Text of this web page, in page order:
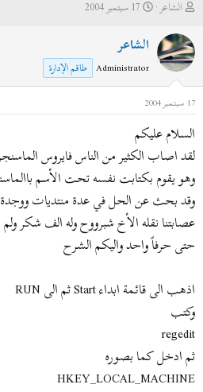
ب
د
ئ
م
و
ض
ع
الشاعر
ت
ر
ي
ل
ب
د
17 سبتمبر 2004
الشاعر
Administrator طاقم الإدارة
17 سبتمبر 2004
السلام عليكم
لقد اصاب الكثير من الناس فايروس
وهو يقوم بكتابت نفسه تحت الأسم
وقد بحث عن الحل في عدة منتديات
عصابتنا نقله الأخ شبرووح وله الف شكر
حتى حرفاً واحد واليكم الشرح
اذهب الى قائمة ابداء Start ثم الى RUN
وكتب
regedit
ثم ادخل كما بصوره
HKEY_LOCAL_MACHINE